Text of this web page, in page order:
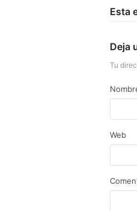
Esta
Deja
Tu
Web